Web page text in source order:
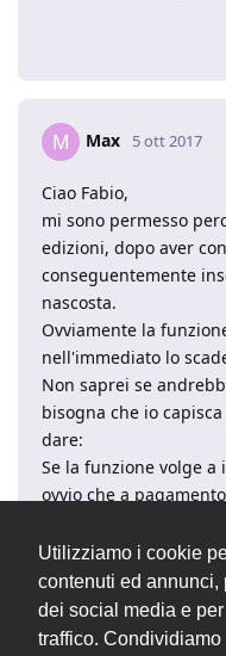
Utilizziamo i cookie
contenuti ed annunci,
dei social media e
traffico. Condividiamo
M Max 5 ott 2017
Ciao Fabio,
mi sono permesso
edizioni, dopo aver
conseguentemente
nascosta.
Ovviamente la
nell'immediato lo
Non saprei se
bisogna che io
dare:
Se la funzione volge a
ovvio che a
"Scadenze" a
funzione volge a
tale data a
ovvio che va bene così.